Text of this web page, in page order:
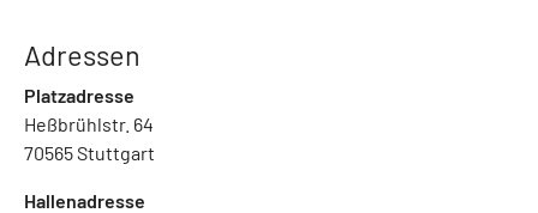
Adressen
Platzadresse
Heßbrühlstr. 64
70565 Stuttgart
Hallenadresse